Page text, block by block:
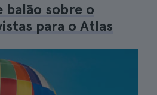
balão sobre o
para o Atlas